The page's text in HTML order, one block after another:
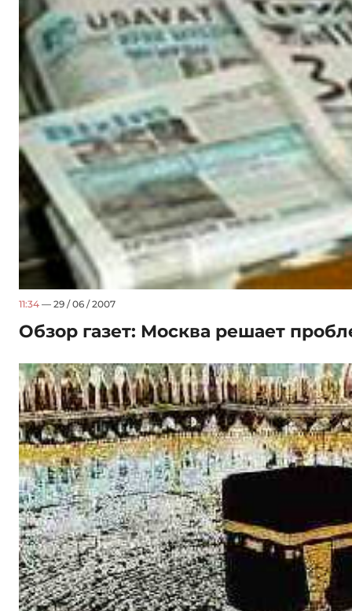
11:34 — 29 / 06 / 2007
Обзор газет: Москва решает